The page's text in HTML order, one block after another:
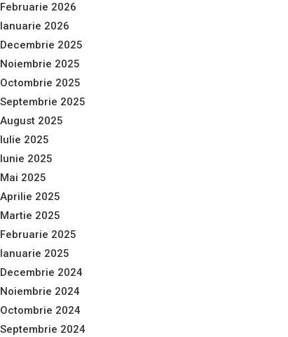
Februarie 2026
Ianuarie 2026
Decembrie 2025
Noiembrie 2025
Octombrie 2025
Septembrie 2025
August 2025
Iulie 2025
Iunie 2025
Mai 2025
Aprilie 2025
Martie 2025
Februarie 2025
Ianuarie 2025
Decembrie 2024
Noiembrie 2024
Octombrie 2024
Septembrie 2024